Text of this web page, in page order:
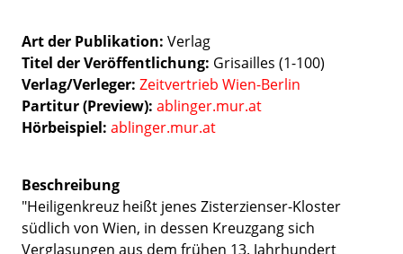
Art der Publikation Verlag
Titel der Veröffentlichung Grisailles (1-100)
Verlag/Verleger Zeitvertrieb Wien-Berlin
Partitur (Preview): ablinger.mur.at
Hörbeispiel: ablinger.mur.at
Beschreibung
"Heiligenkreuz heißt jenes Zisterzienser-Kloster
südlich von Wien, in dessen Kreuzgang sich
Verglasungen aus dem frühen 13. Jahrhundert